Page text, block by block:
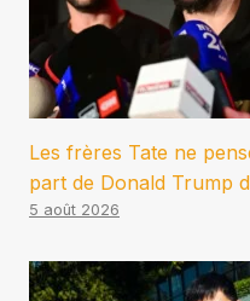
Les frères Tate ne
part de Donald Trump
5 août 2026